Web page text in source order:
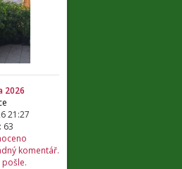
2026
21:27
63
komentář.